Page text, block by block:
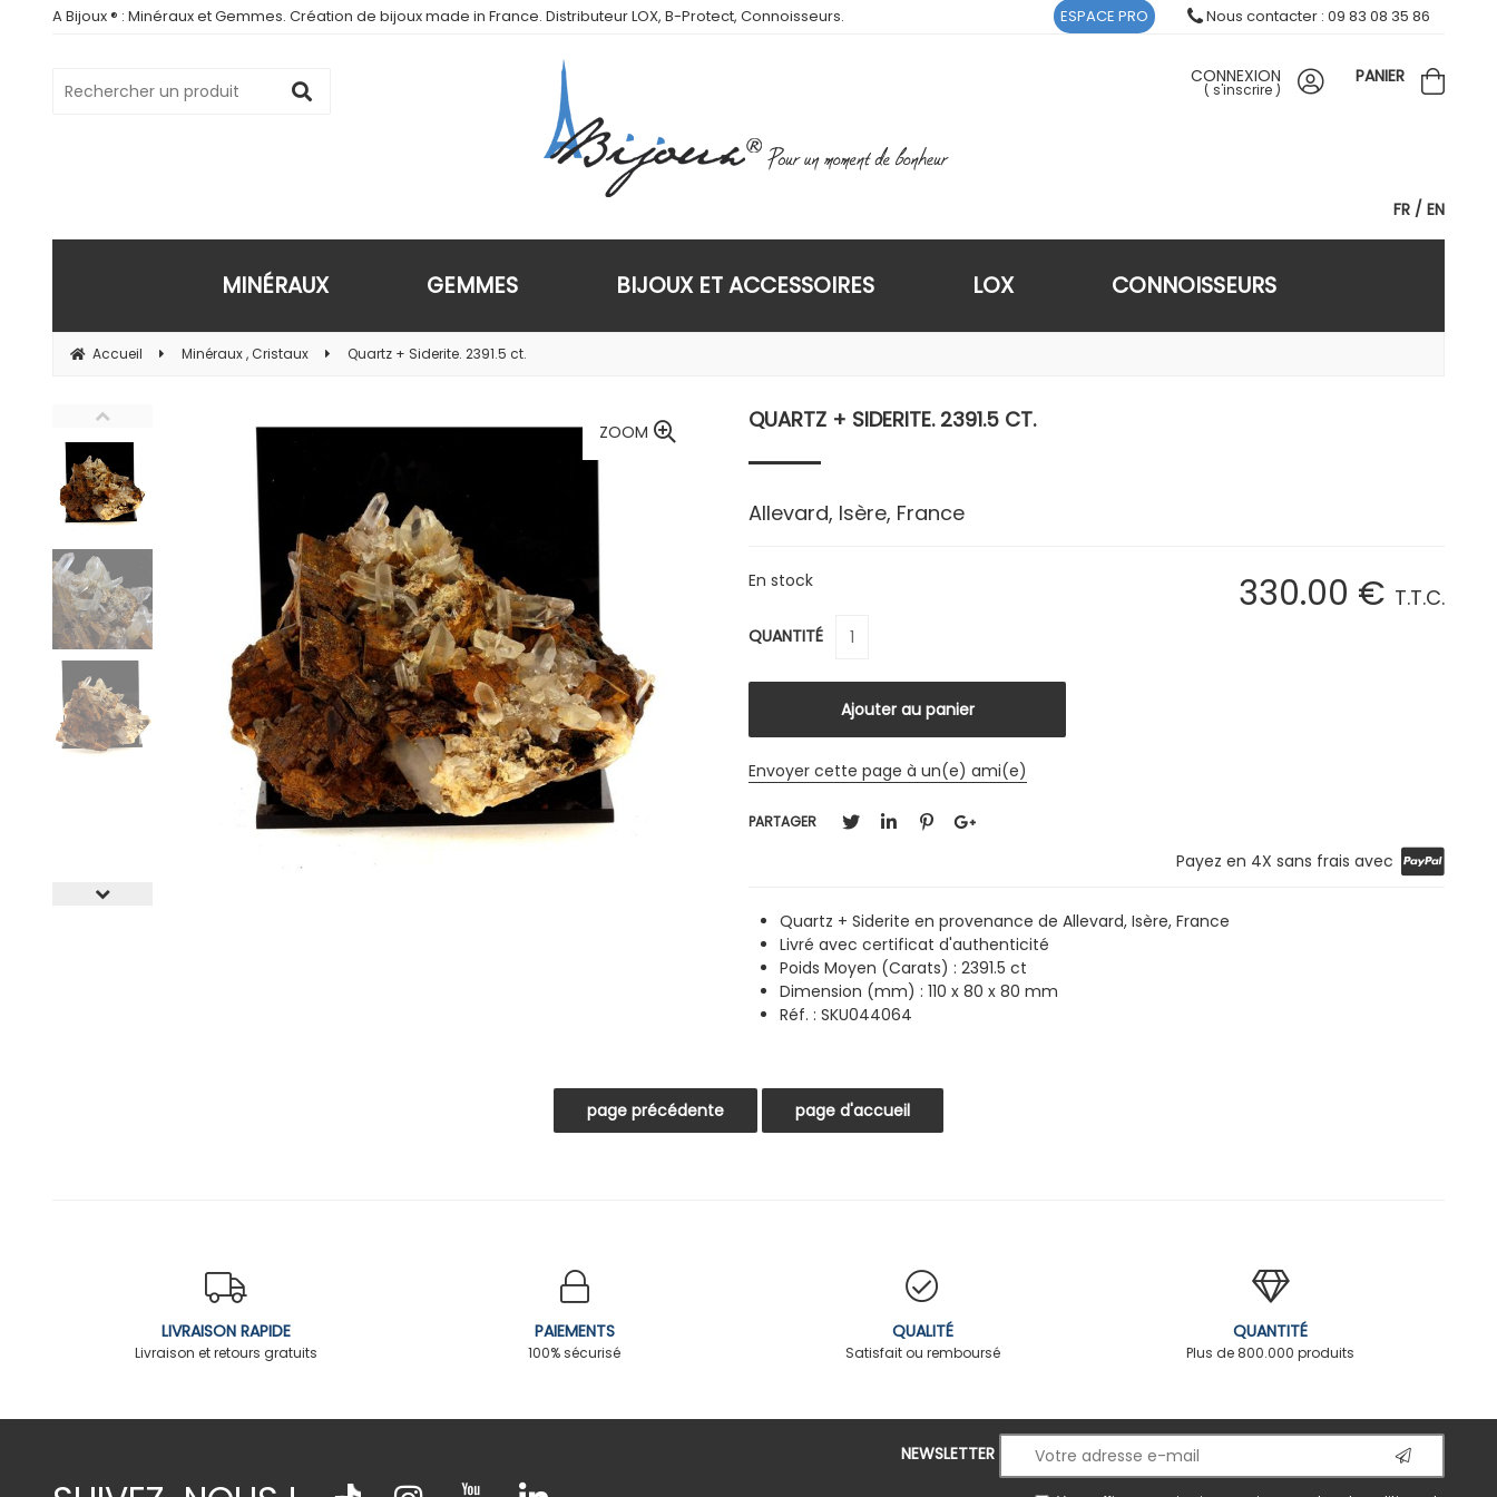
A Bijoux ® : Minéraux et Gemmes. Création de bijoux made in France. Distributeur LOX, B-Protect, Connoisseurs.
FR EN
CONNEXION
( s'inscrire )
PANIER
MINÉRAUX GEMMES BIJOUX ET ACCESSOIRES LOX CONNOISSEURS
Accueil Minéraux , Cristaux Quartz + Siderite. 2391.5 ct.
ZOOM QUARTZ + SIDERITE. 2391.5 CT.
Allevard, Isère, France
330.00 € T.T.C.
En stock
QUANTITÉ
Envoyer cette page à un(e) ami(e)
PARTAGER
Payez en 4X sans frais avec
Quartz + Siderite en provenance de Allevard, Isère, France
Livré avec certificat d'authenticité
Poids Moyen (Carats) : 2391.5 ct
Dimension (mm) : 110 x 80 x 80 mm
Réf. : SKU044064
ESPACE PRO Nous contacter : 09 83 08 35 86
LIVRAISON RAPIDE
Livraison et retours gratuits
PAIEMENTS
100% sécurisé
QUALITÉ
Satisfait ou remboursé
QUANTITÉ
Plus de 800.000 produits
NEWSLETTER